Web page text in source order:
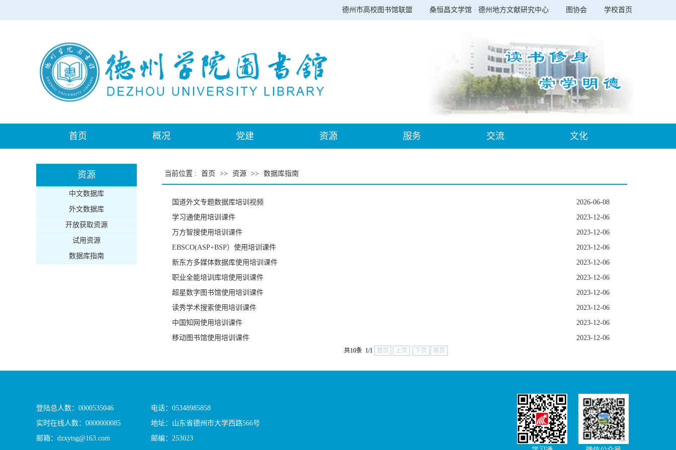
德州市高校图书馆联盟 桑恒昌文学馆 · 德州地方文献研究中心 图协会 学校首页
首页 概况 党建 资源 服务 交流 文化
资源
中文数据库
外文数据库
开放获取资源
试用资源
数据库指南
当前位置 : 首页 >> 资源 >> 数据库指南
国道外文专题数据库培训视频
2026-06-08
学习通使用培训课件
2023-12-06
万方智搜使用培训课件
2023-12-06
EBSCO(ASP+BSP）使用培训课件
2023-12-06
新东方多媒体数据库使用培训课件
2023-12-06
职业全能培训库培使用训课件
2023-12-06
超星数字图书馆使用培训课件
2023-12-06
读秀学术搜索使用培训课件
2023-12-06
中国知网使用培训课件
2023-12-06
移动图书馆使用培训课件
2023-12-06
共10条 1/1 首页 上页 下页 尾页
登陆总人数： 0000535046
实时在线人数： 0000000085
邮箱：dzxytsg@163.com
电话：05348985858
地址：山东省德州市大学西路566号
邮编：253023